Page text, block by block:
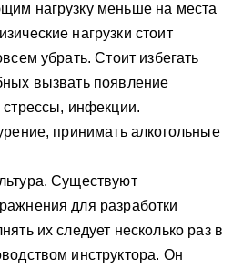
нагрузку меньше на места
нагрузки стоит
убрать. Стоит избегать
вызвать появление
стрессы, инфекции.
принимать алкогольные
Существуют
для разработки
их следует несколько раз в
инструктора. Он